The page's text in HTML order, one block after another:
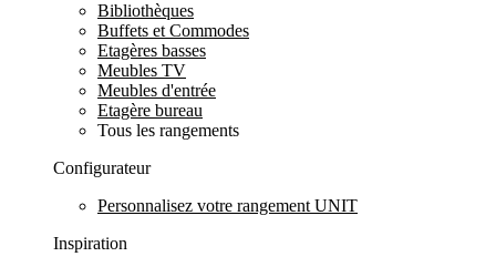
Bibliothèques
Buffets et Commodes
Etagères basses
Meubles TV
Meubles d'entrée
Etagère bureau
Tous les rangements
Configurateur
Personnalisez votre rangement UNIT
Inspiration